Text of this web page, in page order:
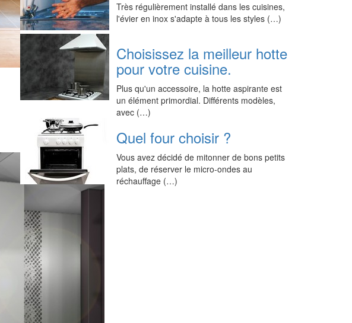
Très régulièrement installé dans les cuisines,
l'évier en inox s'adapte à tous les styles (…)
Choisissez la meilleur hotte
pour votre cuisine.
Plus qu'un accessoire, la hotte aspirante est
un élément primordial. Différents modèles,
avec (…)
Quel four choisir ?
Vous avez décidé de mitonner de bons petits
plats, de réserver le micro-ondes au
réchauffage (…)